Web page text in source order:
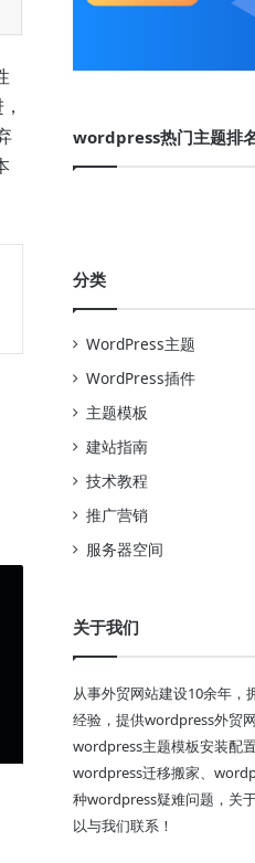
wordpress热门主题排
分类
WordPress主题
WordPress插件
主题模板
建站指南
技术教程
推广营销
服务器空间
关于我们
从事外贸网站建设10余年
经验，提供wordpress外贸
wordpress主题模板安装配
wordpress迁移搬家、
种wordpress疑难问题，关
以与我们联系！